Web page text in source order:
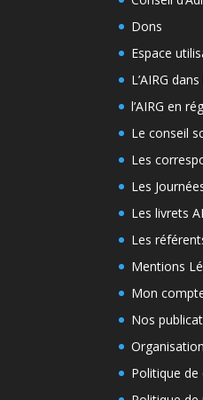
Dons
Espace
L’AIRG
l’AIRG en
Le conseil
Les
Les
Les livrets
Les
Mentions
Mon
Nos
Organisation
Politique de